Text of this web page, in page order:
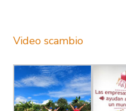
Video scambio